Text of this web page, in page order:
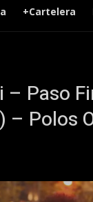
+Cartelera
– Paso
– Polos